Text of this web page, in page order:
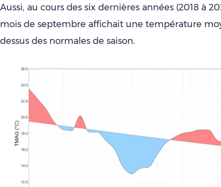
Aussi, au cours des six dernières années (2018 à
mois de septembre affichait une température
dessus des normales de saison.